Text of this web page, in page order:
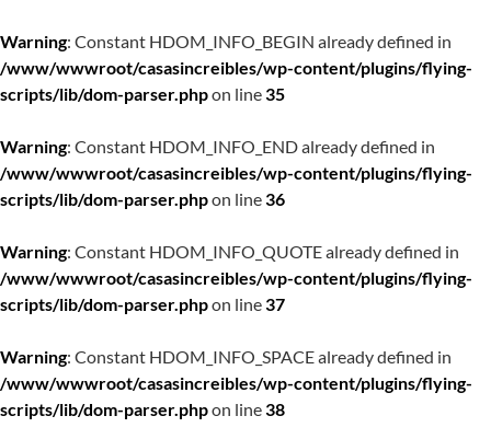
Warning: Constant HDOM_INFO_BEGIN already defined in
/www/wwwroot/casasincreibles/wp-content/plugins/flying-
scripts/lib/dom-parser.phpon line35
Warning: Constant HDOM_INFO_END already defined in
/www/wwwroot/casasincreibles/wp-content/plugins/flying-
scripts/lib/dom-parser.phpon line36
Warning: Constant HDOM_INFO_QUOTE already defined in
/www/wwwroot/casasincreibles/wp-content/plugins/flying-
scripts/lib/dom-parser.phpon line37
Warning: Constant HDOM_INFO_SPACE already defined in
/www/wwwroot/casasincreibles/wp-content/plugins/flying-
scripts/lib/dom-parser.phpon line38